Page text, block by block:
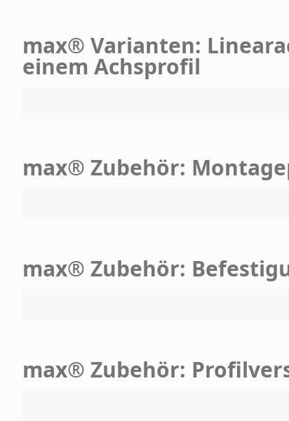
max® Varianten:
einem Achsprofil
max® Zubehör:
max® Zubehör:
max® Zubehör: